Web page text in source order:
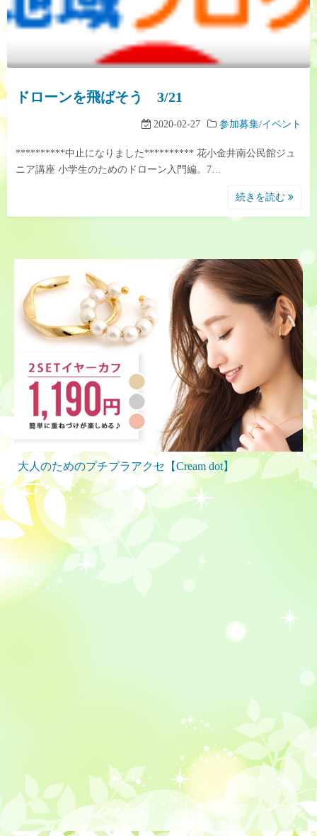
ドローンを飛ばそう 3/21
2020-02-27 参加募集/イベント
**********中止になりました********** 花小金井南公民館ジュ
ニア講座 小学生のためのドローン入門編。7…
続きを読む
大人のためのプチプラアクセ【Cream dot】